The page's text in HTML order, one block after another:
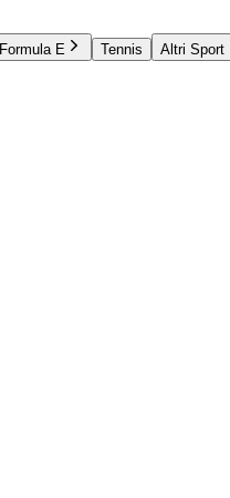
Formula E Tennis Altri Sport